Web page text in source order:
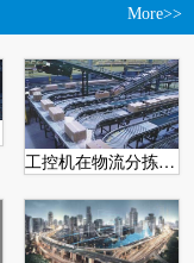
More>>
工控机在物流分拣系统中的应用